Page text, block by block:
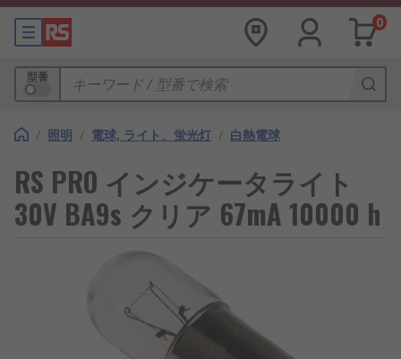
0
型番
/ 照明 / 電球, ライト、蛍光灯 / 白熱電球
RS PRO インジケータライト
30V BA9s クリア 67mA 10000 h